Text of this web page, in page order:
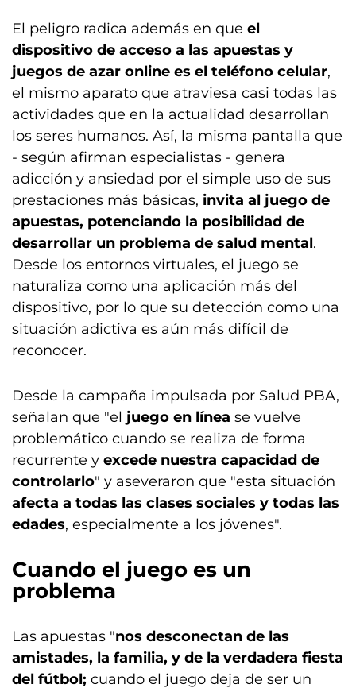
El peligro radica además en que el
dispositivo de acceso a las apuestas y
juegos de azar online es el teléfono celular,
el mismo aparato que atraviesa casi todas las
actividades que en la actualidad desarrollan
los seres humanos. Así, la misma pantalla que
- según afirman especialistas - genera
adicción y ansiedad por el simple uso de sus
prestaciones más básicas, invita al juego de
apuestas, potenciando la posibilidad de
desarrollar un problema de salud mental.
Desde los entornos virtuales, el juego se
naturaliza como una aplicación más del
dispositivo, por lo que su detección como una
situación adictiva es aún más difícil de
reconocer.
Desde la campaña impulsada por Salud PBA,
señalan que "el juego en línea se vuelve
problemático cuando se realiza de forma
recurrente y excede nuestra capacidad de
controlarlo" y aseveraron que "esta situación
afecta a todas las clases sociales y todas las
edades, especialmente a los jóvenes".
Cuando el juego es un
problema
Las apuestas "nos desconectan de las
amistades, la familia, y de la verdadera fiesta
del fútbol; cuando el juego deja de ser un